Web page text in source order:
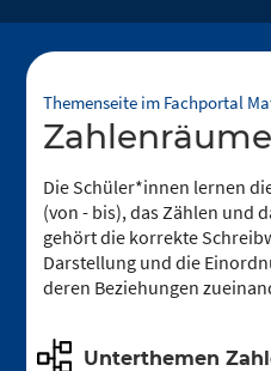
Themenseite im Fachportal
Zahlenräume
Die Schüler*innen lernen
(von - bis), das Zählen und
gehört die korrekte
Darstellung und die
deren Beziehungen
Unterthemen